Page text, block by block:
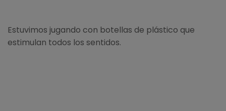
Estuvimos jugando con botellas de plástico que
estimulan todos los sentidos.